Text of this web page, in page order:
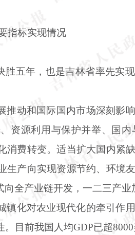
指标实现情况
胜五年，也是吉林省率先实
推动和国际国内市场深刻
资源利用与保护并举、国
消费转变。适当扩大国内紧
生产向实现资源节约、环境
全产业链开发，一二三产业
镇化对农业现代化的牵引作
。目前我国人均GDP已超